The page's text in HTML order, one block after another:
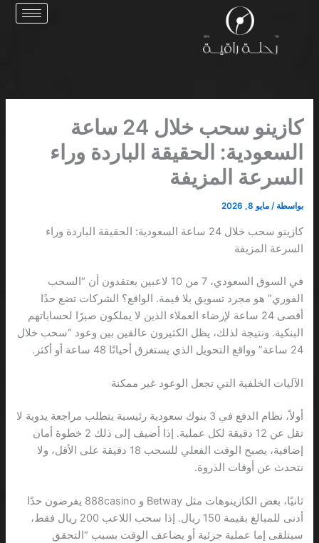
كازينو سحب خلال 24 ساعة
السعودية: الحقيقة الباردة وراء
السرعة المزيفة
بواسطة /مايو 8, 2026
كازينو سحب خلال 24 ساعة السعودية: الحقيقة الباردة وراء
السرعة المزيفة
في السوق السعودي، 7 من 10 لاعبين يعتقدون أن “السحب
الفوري” هو مجرد تسويق بلا قيمة. الواقع؟ الشركات تضع حدًا
أقصى 24 ساعة لإرضاء العملاء الذين لا يملكون صبرًا لحساباتهم
البنكية. ونتيجة لذلك، يظل الكثيرون عالقين بين وعود “سحب خلال
24 ساعة” وواقع التحويل الذي يستغرق أحيانًا 48 ساعة أو أكثر.
الآليات الخلفية التي تجعل الوعود غير ممكنة
أولاً، نظام الدفع في 3 بنوك سعودية رئيسية يتطلب مراجعة يدوية لا
تقل عن 12 دقيقة لكل عملية. إذا أضيف إلى ذلك 2 خطوة أمان
إضافية، يصبح الوقت الفعلي للسحب 18 دقيقة على الأقل، ولا
نتحدث عن أوقات الذروة.
ثانيًا، بعض الكازينوهات مثل Betway و 888casino يفرضون حدًا
أدنى للمبالغ بقيمة 150 ريال. إذا سحب اللاعب 200 ريال فقط،
سيتلقى إما عملية جزئية أو يضاعف الوقت بسبب “التحقق